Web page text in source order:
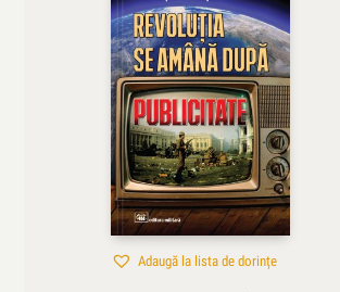
Adaugă la lista de dorințe